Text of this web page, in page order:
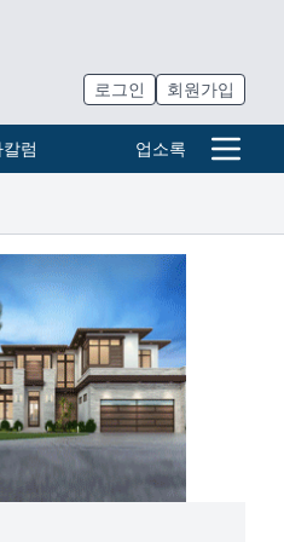
로그인 회원가입
럼 업소록